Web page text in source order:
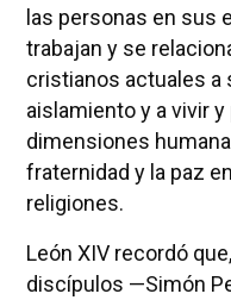
las personas en sus
trabajan y se
cristianos actuales a
aislamiento y a vivir
dimensiones
fraternidad y la paz
religiones.
León XIV recordó
discípulos —Simón